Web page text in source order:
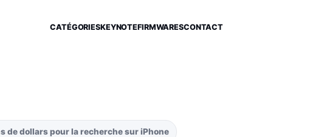
CATÉGORIESKEYNOTEFIRMWARESCONTACT
de dollars pour la recherche sur iPhone